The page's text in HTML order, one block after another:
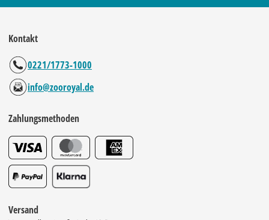
Kontakt
0221/1773-1000
info@zooroyal.de
Zahlungsmethoden
Versand